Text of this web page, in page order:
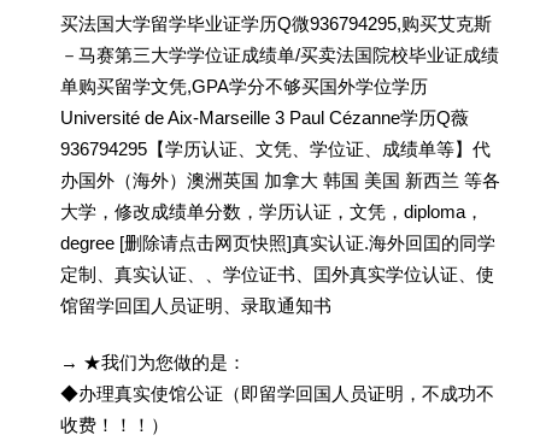
买法国大学留学毕业证学历Q微936794295,购买艾克斯
－马赛第三大学学位证成绩单/买卖法国院校毕业证成绩
单购买留学文凭,GPA学分不够买国外学位学历
Université de Aix-Marseille 3 Paul Cézanne学历Q薇
936794295【学历认证、文凭、学位证、成绩单等】代
办国外（海外）澳洲英国 加拿大 韩国 美国 新西兰 等各
大学，修改成绩单分数，学历认证，文凭，diploma，
degree [删除请点击网页快照]真实认证.海外回囯的同学
定制、真实认证、、学位证书、囯外真实学位认证、使
馆留学回囯人员证明、录取通知书
→ ★我们为您做的是：
◆办理真实使馆公证（即留学回国人员证明，不成功不
收费！！！）